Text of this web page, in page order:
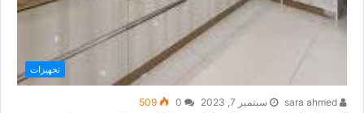
تجهيزات
سبتمبر 7, 2023 509